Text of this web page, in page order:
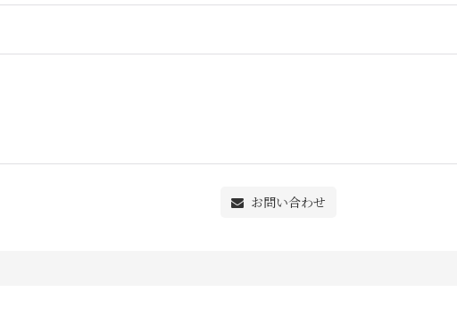
お問い合わせ